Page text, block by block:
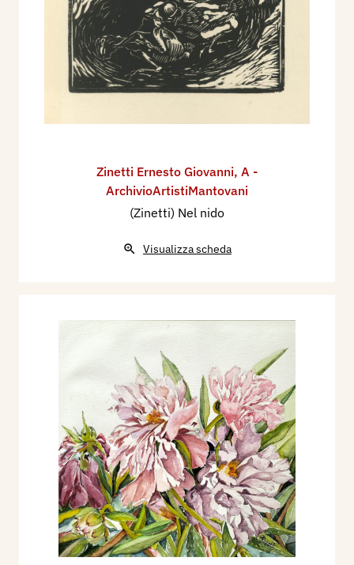
Zinetti Ernesto Giovanni, A -
ArchivioArtistiMantovani
(Zinetti) Nel nido
Visualizza scheda